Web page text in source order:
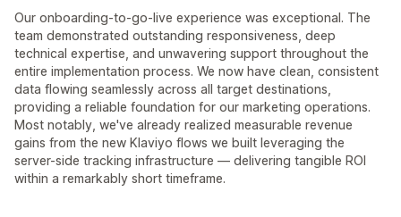
Our onboarding-to-go-live experience was exceptional. The
team demonstrated outstanding responsiveness, deep
technical expertise, and unwavering support throughout the
entire implementation process. We now have clean, consistent
data flowing seamlessly across all target destinations,
providing a reliable foundation for our marketing operations.
Most notably, we've already realized measurable revenue
gains from the new Klaviyo flows we built leveraging the
server-side tracking infrastructure — delivering tangible ROI
within a remarkably short timeframe.